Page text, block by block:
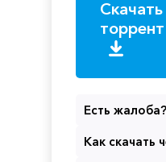
Скачать
торрент
Есть жалоба?
Как скачать